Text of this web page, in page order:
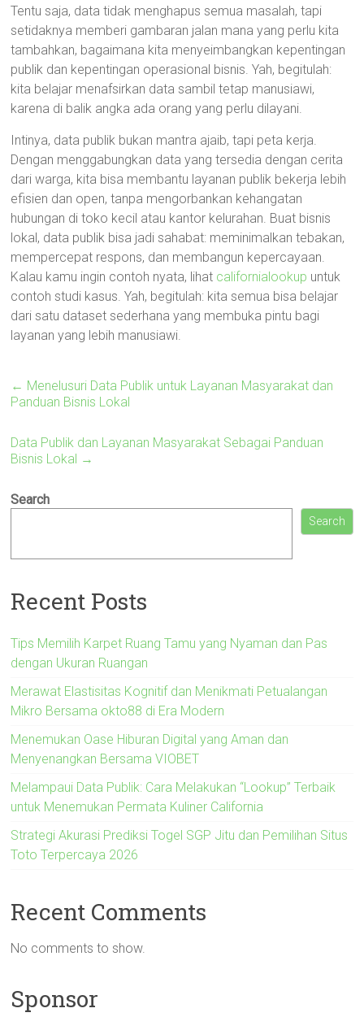
Tentu saja, data tidak menghapus semua masalah, tapi
setidaknya memberi gambaran jalan mana yang perlu kita
tambahkan, bagaimana kita menyeimbangkan kepentingan
publik dan kepentingan operasional bisnis. Yah, begitulah:
kita belajar menafsirkan data sambil tetap manusiawi,
karena di balik angka ada orang yang perlu dilayani.
Intinya, data publik bukan mantra ajaib, tapi peta kerja.
Dengan menggabungkan data yang tersedia dengan cerita
dari warga, kita bisa membantu layanan publik bekerja lebih
efisien dan open, tanpa mengorbankan kehangatan
hubungan di toko kecil atau kantor kelurahan. Buat bisnis
lokal, data publik bisa jadi sahabat: meminimalkan tebakan,
mempercepat respons, dan membangun kepercayaan.
Kalau kamu ingin contoh nyata, lihat californialookup untuk
contoh studi kasus. Yah, begitulah: kita semua bisa belajar
dari satu dataset sederhana yang membuka pintu bagi
layanan yang lebih manusiawi.
← Menelusuri Data Publik untuk Layanan Masyarakat dan
Panduan Bisnis Lokal
Data Publik dan Layanan Masyarakat Sebagai Panduan
Bisnis Lokal →
Search
Search
Recent Posts
Tips Memilih Karpet Ruang Tamu yang Nyaman dan Pas
dengan Ukuran Ruangan
Merawat Elastisitas Kognitif dan Menikmati Petualangan
Mikro Bersama okto88 di Era Modern
Menemukan Oase Hiburan Digital yang Aman dan
Menyenangkan Bersama VIOBET
Melampaui Data Publik: Cara Melakukan “Lookup” Terbaik
untuk Menemukan Permata Kuliner California
Strategi Akurasi Prediksi Togel SGP Jitu dan Pemilihan Situs
Toto Terpercaya 2026
Recent Comments
No comments to show.
Sponsor